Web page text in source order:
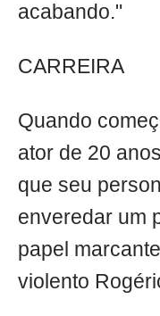
acabando."
CARREIRA
Quando
ator de 20
que seu
enveredar um
papel
violento